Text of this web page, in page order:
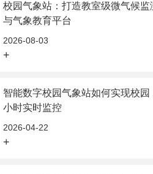
校园气象站：打造教室级微气候监
与气象教育平台
2026-08-03
+
智能数字校园气象站如何实现校园
小时实时监控
2026-04-22
+